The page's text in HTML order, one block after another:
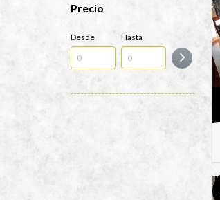
Precio
Desde Hasta